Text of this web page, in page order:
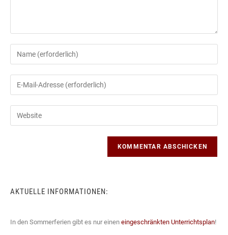
deinen
Namen
oder
zum
Kommentieren
deine
E-
Mail-
deine
AKTUELLE INFORMATIONEN:
In den Sommerferien gibt es nur einen eingeschränkten Unterrichtsplan!